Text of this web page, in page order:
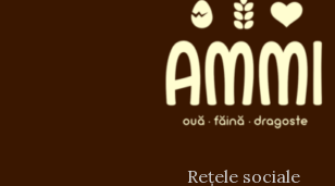
Rețele sociale